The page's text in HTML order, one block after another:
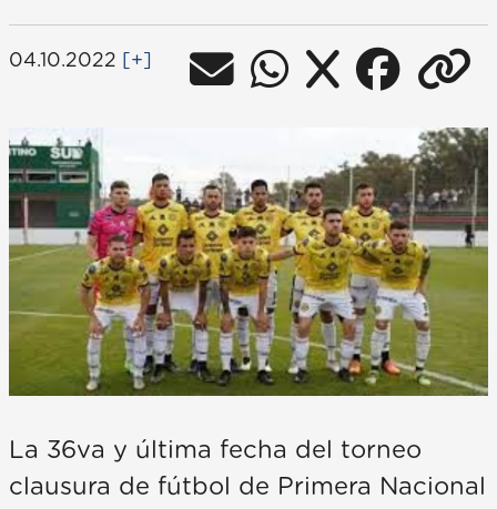
04.10.2022 [+]
La 36va y última fecha del torneo
clausura de fútbol de Primera Nacional